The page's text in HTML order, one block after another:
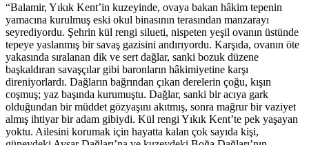
“Balamir, Yıkık Kent’in kuzeyinde, ovaya bakan hâkim tepenin
yamacına kurulmuş eski okul binasının terasından manzarayı
seyrediyordu. Şehrin kül rengi silueti, nispeten yeşil ovanın üstünde
tepeye yaslanmış bir savaş gazisini andırıyordu. Karşıda, ovanın öte
yakasında sıralanan dik ve sert dağlar, sanki bozuk düzene
başkaldıran savaşçılar gibi baronların hâkimiyetine karşı
direniyorlardı. Dağların bağrından çıkan derelerin çoğu, kışın
coşmuş; yaz başında kurumuştu. Dağlar, sanki bir acıya gark
olduğundan bir müddet gözyaşını akıtmış, sonra mağrur bir vaziyet
almış ihtiyar bir adam gibiydi. Kül rengi Yıkık Kent’te pek yaşayan
yoktu. Ailesini korumak için hayatta kalan çok sayıda kişi,